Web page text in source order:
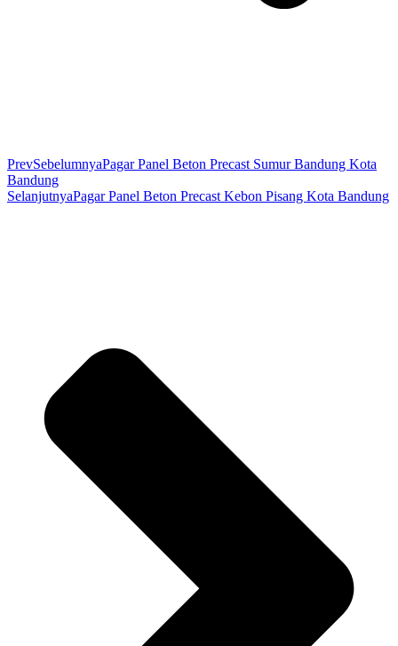
PrevSebelumnyaPagar Panel Beton Precast Sumur Bandung Kota
Bandung
SelanjutnyaPagar Panel Beton Precast Kebon Pisang Kota Bandung